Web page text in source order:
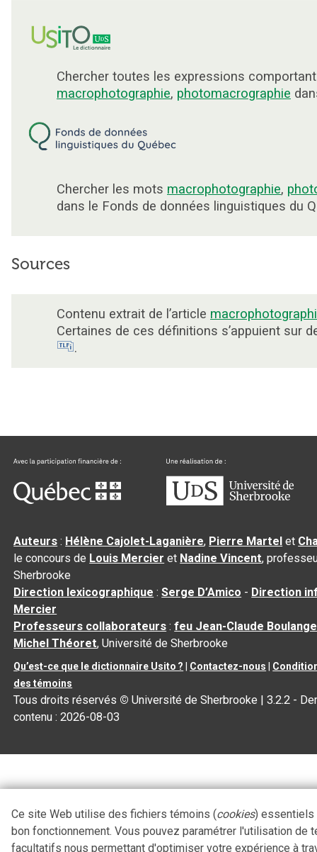
Chercher toutes les expressions
macrophotographie, photomacrographie
Chercher les mots macrophotographie,
dans le Fonds de données linguistiques du
Sources
Contenu extrait de l’article
Certaines de ces définitions s’appuient sur
.
Auteurs : Hélène Cajolet-Laganière, Pierre Martel et
le concours de Louis Mercier et Nadine Vincent,
Sherbrooke
Direction lexicographique :Serge D’Amico - Direction
Mercier
Professeurs collaborateurs :feu Jean-Claude
Michel Théoret, Université de Sherbrooke
Qu’est-ce que le dictionnaire Usito ? Contactez-nous
des témoins
Tous droits réservés © Université de Sherbrooke |3.2.2 -
contenu :2026-08-03
Ce site Web utilise des fichiers témoins (cookies) essentiels
bon fonctionnement. Vous pouvez paramétrer l'utilisation de
facultatifs nous permettant d'optimiser votre expérience à